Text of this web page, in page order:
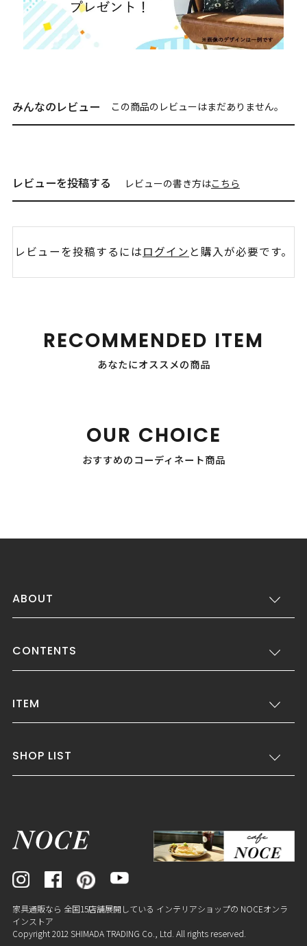
みんなのレビュー この商品のレビューはまだありません。
レビューを投稿する レビューの書き方はこちら
レビューを投稿するにはログイン と購入が必要です。
RECOMMENDED ITEM
あなたにオススメの商品
OUR CHOICE
おすすめのコーディネート商品
ABOUT
CONTENTS
ITEM
SHOP LIST
家具通販なら 全国15店舗展開している インテリアショップの NOCEオンラ
インストア
Copyright 2012 SHIMADA TRADING Co., Ltd. All rights reserved.